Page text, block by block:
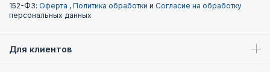
152-ФЗ: Оферта , Политика обработки и Согласие на обработку
персональных данных
Для клиентов